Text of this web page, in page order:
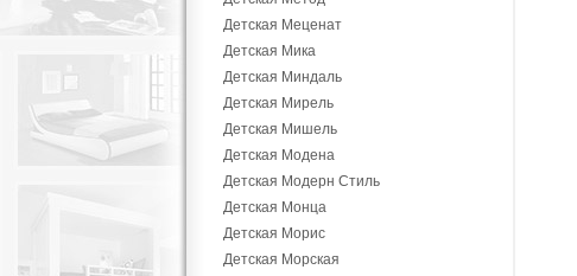
Детская Меценат
Детская Мика
Детская Миндаль
Детская Мирель
Детская Мишель
Детская Модена
Детская Модерн Стиль
Детская Монца
Детская Морис
Детская Морская